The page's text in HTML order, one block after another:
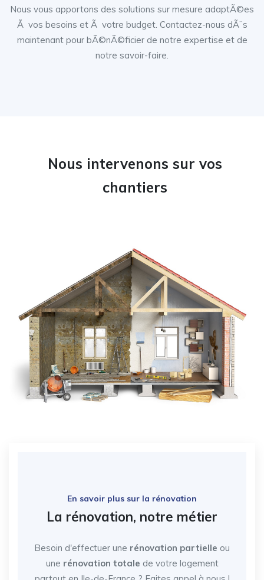
Nous vous apportons des solutions sur mesure adaptÃ©es
Ã vos besoins et Ã votre budget. Contactez-nous dÃ¨s
maintenant pour bÃ©nÃ©ficier de notre expertise et de
notre savoir-faire.
Nous intervenons sur vos
chantiers
En savoir plus sur la rénovation
La rénovation, notre métier
Besoin d'effectuer une rénovation partielle ou
une rénovation totale de votre logement